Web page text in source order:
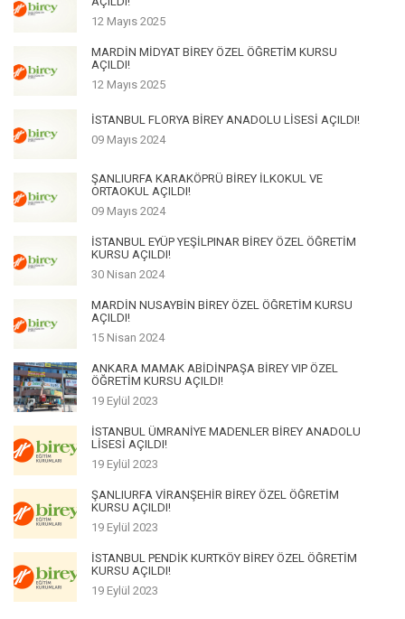
12 Mayıs 2025
MARDİN MİDYAT BİREY ÖZEL ÖĞRETİM KURSU
AÇILDI!
12 Mayıs 2025
İSTANBUL FLORYA BİREY ANADOLU LİSESİ AÇILDI!
09 Mayıs 2024
ŞANLIURFA KARAKÖPRÜ BİREY İLKOKUL VE
ORTAOKUL AÇILDI!
09 Mayıs 2024
İSTANBUL EYÜP YEŞİLPINAR BİREY ÖZEL ÖĞRETİM
KURSU AÇILDI!
30 Nisan 2024
MARDİN NUSAYBİN BİREY ÖZEL ÖĞRETİM KURSU
AÇILDI!
15 Nisan 2024
ANKARA MAMAK ABİDİNPAŞA BİREY VIP ÖZEL
ÖĞRETİM KURSU AÇILDI!
19 Eylül 2023
İSTANBUL ÜMRANİYE MADENLER BİREY ANADOLU
LİSESİ AÇILDI!
19 Eylül 2023
ŞANLIURFA VİRANŞEHİR BİREY ÖZEL ÖĞRETİM
KURSU AÇILDI!
19 Eylül 2023
İSTANBUL PENDİK KURTKÖY BİREY ÖZEL ÖĞRETİM
KURSU AÇILDI!
19 Eylül 2023